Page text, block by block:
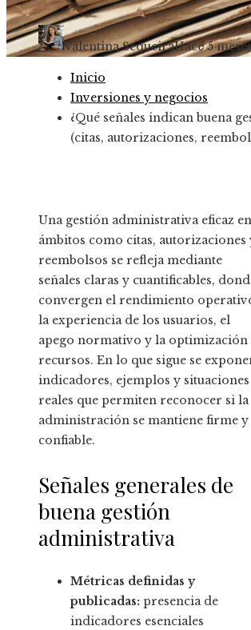
Valentina SequeiraHace 5
Inicio
Inversiones y negocios
¿Qué señales indican buena
(citas, autorizaciones,
Una gestión administrativa eficaz en
ámbitos como citas, autorizaciones
reembolsos se refleja mediante
señales claras y cuantificables,
convergen el rendimiento
la experiencia de los usuarios, el
apego normativo y la optimización
recursos. En lo que sigue se
indicadores, ejemplos y situaciones
reales que permiten reconocer si la
administración se mantiene firme y
confiable.
Señales generales de
buena gestión
administrativa
Métricas definidas y
publicadas: presencia de
indicadores esenciales